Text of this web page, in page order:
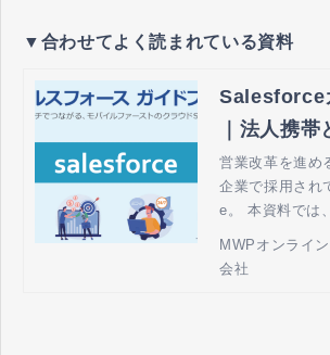
▼合わせてよく読まれている資料
Salesforce
｜法人携
の MWPオ
コネクシオ
営業改革を進め
企業で採用され
e。 本資料では
徴や機能の紹介
スケースをもと
MWPオンライ
会社